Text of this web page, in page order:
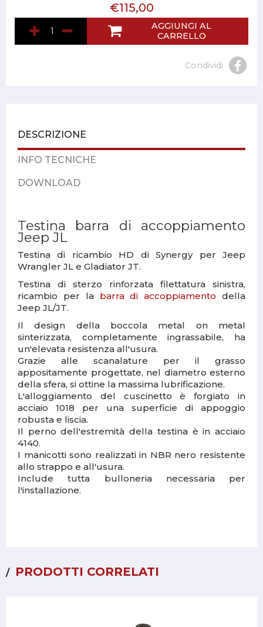
€115,00
AGGIUNGI AL
CARRELLO
Condividi
DESCRIZIONE
INFO TECNICHE
DOWNLOAD
Testina barra di accoppiamento
Jeep JL
Testina di ricambio HD di Synergy per Jeep
Wrangler JL e Gladiator JT.
Testina di sterzo rinforzata filettatura sinistra,
ricambio per la barra di accoppiamento della
Jeep JL/JT.
Il design della boccola metal on metal
sinterizzata, completamente ingrassabile, ha
un'elevata resistenza all'usura.
Grazie alle scanalature per il grasso
appositamente progettate, nel diametro esterno
della sfera, si ottine la massima lubrificazione.
L'alloggiamento del cuscinetto è forgiato in
acciaio 1018 per una superficie di appoggio
robusta e liscia.
Il perno dell'estremità della testina è in acciaio
4140.
I manicotti sono realizzati in NBR nero resistente
allo strappo e all'usura.
Include tutta bulloneria necessaria per
l'installazione.
PRODOTTI CORRELATI